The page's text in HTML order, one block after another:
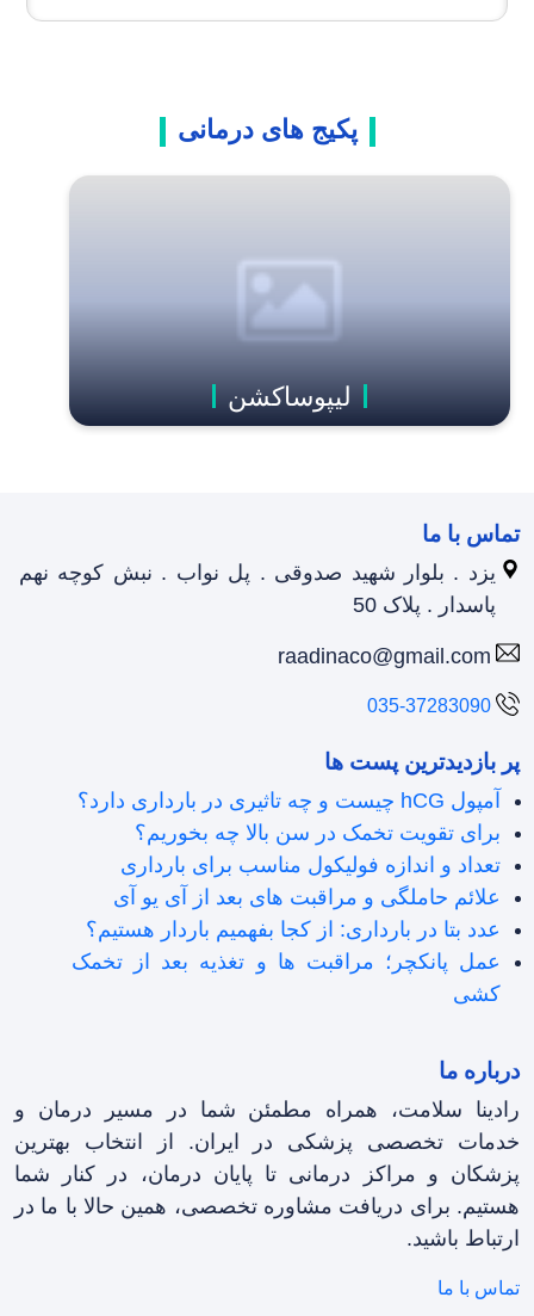
پکیج های درمانی
لیپوساکشن
تماس با ما
یزد . بلوار شهید صدوقی . پل نواب . نبش کوچه نهم
پاسدار . پلاک 50
raadinaco@gmail.com
035-37283090
پر بازدیدترین پست ها
آمپول hCG چیست و چه تاثیری در بارداری دارد؟
برای تقویت تخمک در سن بالا چه بخوریم؟
تعداد و اندازه فولیکول مناسب برای بارداری
علائم حاملگی و مراقبت های بعد از آی یو آی
عدد بتا در بارداری: از کجا بفهمیم باردار هستیم؟
عمل پانکچر؛ مراقبت ها و تغذیه بعد از تخمک
کشی
درباره ما
رادینا سلامت، همراه مطمئن شما در مسیر درمان و
خدمات تخصصی پزشکی در ایران. از انتخاب بهترین
پزشکان و مراکز درمانی تا پایان درمان، در کنار شما
هستیم. برای دریافت مشاوره تخصصی، همین حالا با ما در
ارتباط باشید.
تماس با ما